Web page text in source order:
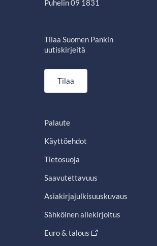
Puhelin 09 1831
Tilaa Suomen Pankin
uutiskirjeitä
Tilaa
Palaute
Käyttöehdot
Tietosuoja
Saavutettavuus
Asiakirjajulkisuuskuvaus
Sähköinen allekirjoitus
Euro & talous